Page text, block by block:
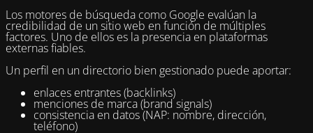
Los motores de búsqueda como Google evalúan la
credibilidad de un sitio web en función de múltiples
factores. Uno de ellos es la presencia en plataformas
externas fiables.
Un perfil en un directorio bien gestionado puede aportar:
enlaces entrantes (backlinks)
menciones de marca (brand signals)
consistencia en datos (NAP: nombre, dirección,
teléfono)